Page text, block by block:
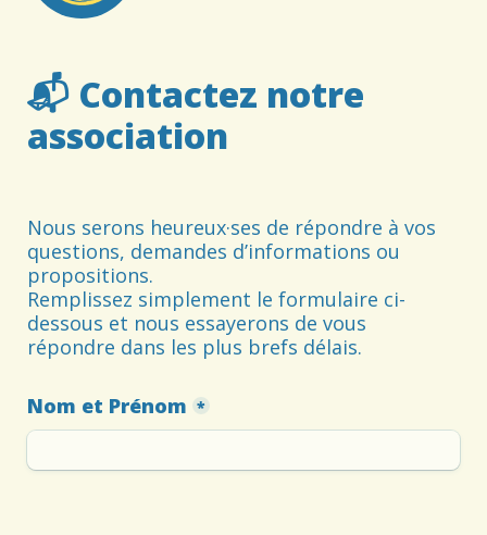
📬 Contactez notre
association
Nous serons heureux·ses de répondre à vos
questions, demandes d’informations ou
propositions.
Remplissez simplement le formulaire ci-
dessous et nous essayerons de vous
répondre dans les plus brefs délais.
Nom et Prénom *